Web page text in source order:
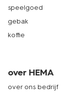
speelgoed
gebak
koffie
over HEMA
over ons bedrijf